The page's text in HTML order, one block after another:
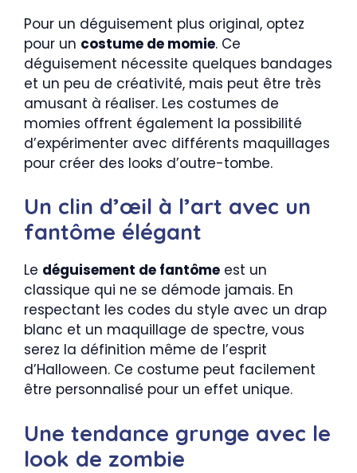
Pour un déguisement plus original, optez
pour un costume de momie. Ce
déguisement nécessite quelques bandages
et un peu de créativité, mais peut être très
amusant à réaliser. Les costumes de
momies offrent également la possibilité
d’expérimenter avec différents maquillages
pour créer des looks d’outre-tombe.
Un clin d’œil à l’art avec un
fantôme élégant
Le déguisement de fantôme est un
classique qui ne se démode jamais. En
respectant les codes du style avec un drap
blanc et un maquillage de spectre, vous
serez la définition même de l’esprit
d’Halloween. Ce costume peut facilement
être personnalisé pour un effet unique.
Une tendance grunge avec le
look de zombie